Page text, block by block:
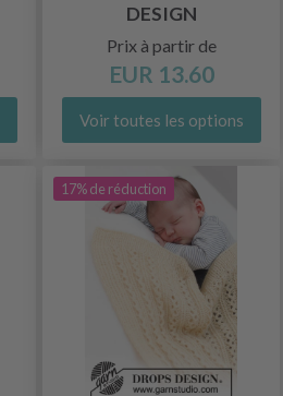
DESIGN
Prix à partir de
EUR 13.60
Voir toutes les options
17% de réduction